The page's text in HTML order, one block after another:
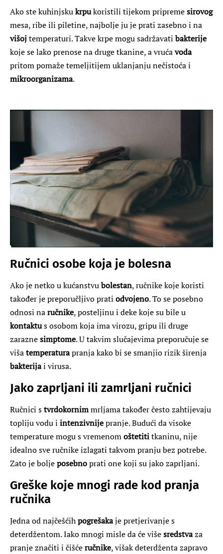
Ako ste kuhinjskukrpukoristili tijekom pripremesirovog
mesa, ribe ili piletine, najbolje ju je prati zasebno i na
višoj temperaturi. Takve krpe mogu sadržavati bakterije
koje se lako prenose na druge tkanine, a vrućavoda
pritom pomaže temeljitijem uklanjanju nečistoća i
mikroorganizama.
Ručnici osobe koja je bolesna
Ako je netko u kućanstvubolestan, ručnike koje koristi
također je preporučljivo prati odvojeno. To se posebno
odnosi naručnike, posteljinu i deke koje su bile u
kontaktus osobom koja ima virozu, gripu ili druge
zaraznesimptome. U takvim slučajevima preporučuje se
višatemperaturapranja kako bi se smanjio rizik širenja
bakterijai virusa.
Jako zaprljani ili zamrljani ručnici
Ručnici stvrdokornimmrljama također često zahtijevaju
topliju vodu i intenzivnijepranje. Budući da visoke
temperature mogu s vremenomoštetititkaninu, nije
idealno sve ručnike izlagati takvom pranju bez potrebe.
Zato je boljeposebnoprati one koji su jako zaprljani.
Greške koje mnogi rade kod pranja
ručnika
Jedna od najčešćihpogrešakaje pretjerivanje s
deterdžentom. Iako mnogi misle da će višesredstvaza
pranje značiti i čišćeručnike, višak deterdženta zapravo